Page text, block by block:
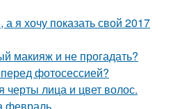
я хочу показать свой 2017
макияж и не прогадать?
фотосессией?
лица и цвет волос.